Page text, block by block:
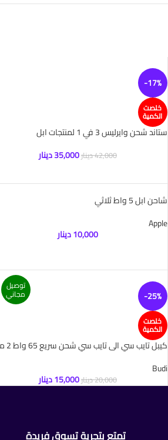
-17%
خلصت
الكمية
ستاند شحن وايرليس 3 في 1 لمنتجات ابل
42,000دينار35,000دينار
شاحن ابل 5 واط ثلاثي
Apple
10,000دينار
توصيل
مجاني -25%
خلصت
الكمية
كيبل تايب سي الى تايب سي شحن سريع 65 واط 2 متر
Budi
20,000دينار15,000دينار
تمتع بتجرية تسوق فريدة